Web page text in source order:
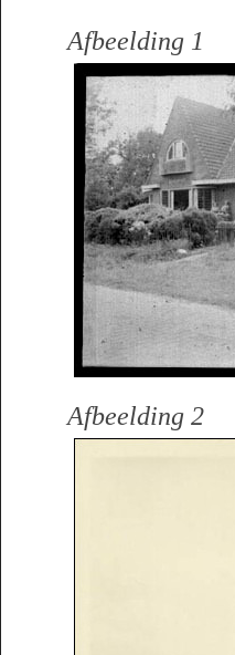
Afbeelding 1
Afbeelding 2